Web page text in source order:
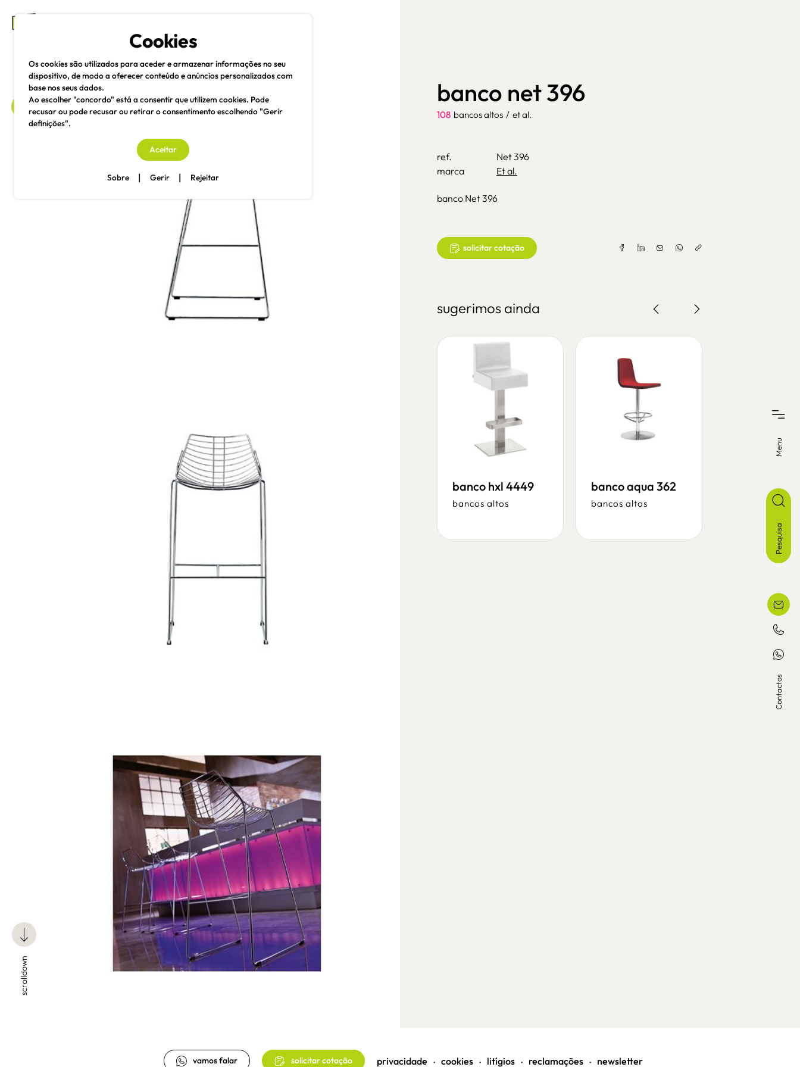
banco net 396
108 bancos altos / et al.
ref.
Net 396
marca
Et al.
banco Net 396
solicitar cotação
sugerimos ainda
banco zebra pop
2555
bancos altos
banco hxl 4449
bancos altos
banco aqua 362
bancos altos
banco free
bancos altos
scrolldown
Menu
Pesquisa
Contactos
vamos falar solicitar cotação privacidade • cookies • litígios • reclamações • newsletter
Cookies
Os cookies são utilizados para aceder e armazenar informações no seu
dispositivo, de modo a oferecer conteúdo e anúncios personalizados com
base nos seus dados.
Ao escolher "concordo" está a consentir que utilizem cookies. Pode
recusar ou pode recusar ou retirar o consentimento escolhendo "Gerir
definições".
Aceitar
Sobre | Gerir | Rejeitar